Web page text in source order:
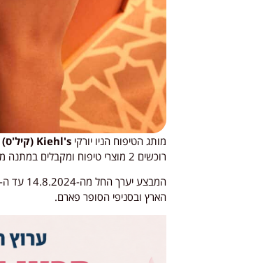
מותג הטיפוח הניו יורקיKiehl's (קיל'ס)
רוכשים 2 מוצרי טיפוח ומקבלים במתנה מארז מהודר עם 2 מוצרים בגודל מיוחד.
המבצע יערך החל מה-14.8.2024 עד ה-19.8.2024 או עד גמר המלאי.
הארץ ובסניפי הסופר פארם.